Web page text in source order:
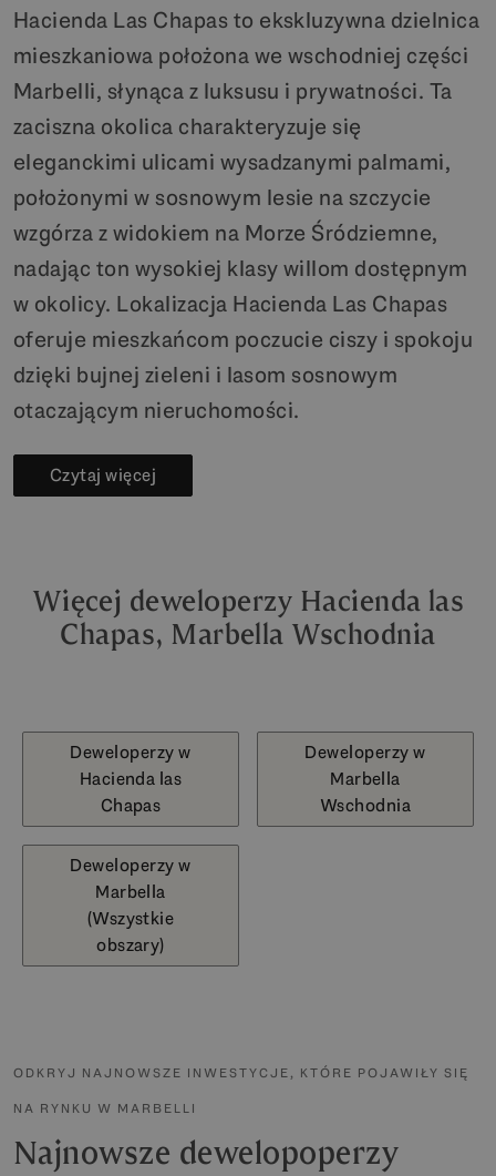
Hacienda Las Chapas to ekskluzywna dzielnica
mieszkaniowa położona we wschodniej części
Marbelli, słynąca z luksusu i prywatności. Ta
zaciszna okolica charakteryzuje się
eleganckimi ulicami wysadzanymi palmami,
położonymi w sosnowym lesie na szczycie
wzgórza z widokiem na Morze Śródziemne,
nadając ton wysokiej klasy willom dostępnym
w okolicy. Lokalizacja Hacienda Las Chapas
oferuje mieszkańcom poczucie ciszy i spokoju
dzięki bujnej zieleni i lasom sosnowym
otaczającym nieruchomości.
Czytaj więcej
Więcej deweloperzy Hacienda las
Chapas, Marbella Wschodnia
Deweloperzy w
Hacienda las
Chapas
Deweloperzy w
Marbella
Wschodnia
Deweloperzy w
Marbella
(Wszystkie
obszary)
ODKRYJ NAJNOWSZE INWESTYCJE, KTÓRE POJAWIŁY SIĘ
NA RYNKU W MARBELLI
Najnowsze dewelopoperzy